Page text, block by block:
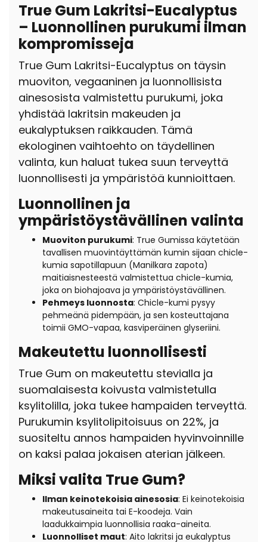
True Gum Lakritsi-Eucalyptus
– Luonnollinen purukumi ilman
kompromisseja
True Gum Lakritsi-Eucalyptus on täysin
muoviton, vegaaninen ja luonnollisista
ainesosista valmistettu purukumi, joka
yhdistää lakritsin makeuden ja
eukalyptuksen raikkauden. Tämä
ekologinen vaihtoehto on täydellinen
valinta, kun haluat tukea suun terveyttä
luonnollisesti ja ympäristöä kunnioittaen.
Luonnollinen ja
ympäristöystävällinen valinta
Muoviton purukumi: True Gumissa käytetään
tavallisen muovintäyttämän kumin sijaan chicle-
kumia sapotillapuun (Manilkara zapota)
maitiaisnesteestä valmistettua chicle-kumia,
joka on biohajoava ja ympäristöystävällinen.
Pehmeys luonnosta: Chicle-kumi pysyy
pehmeänä pidempään, ja sen kosteuttajana
toimii GMO-vapaa, kasviperäinen glyseriini.
Makeutettu luonnollisesti
True Gum on makeutettu stevialla ja
suomalaisesta koivusta valmistetulla
ksylitolilla, joka tukee hampaiden terveyttä.
Purukumin ksylitolipitoisuus on 22%, ja
suositeltu annos hampaiden hyvinvoinnille
on kaksi palaa jokaisen aterian jälkeen.
Miksi valita True Gum?
Ilman keinotekoisia ainesosia: Ei keinotekoisia
makeutusaineita tai E-koodeja. Vain
laadukkaimpia luonnollisia raaka-aineita.
Luonnolliset maut: Aito lakritsi ja eukalyptus